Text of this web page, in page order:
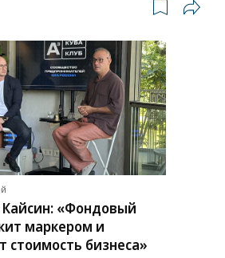
«Фондовый
маркером и
стоимость бизнеса»